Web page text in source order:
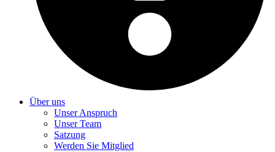
Über uns
Unser Anspruch
Unser Team
Satzung
Werden Sie Mitglied